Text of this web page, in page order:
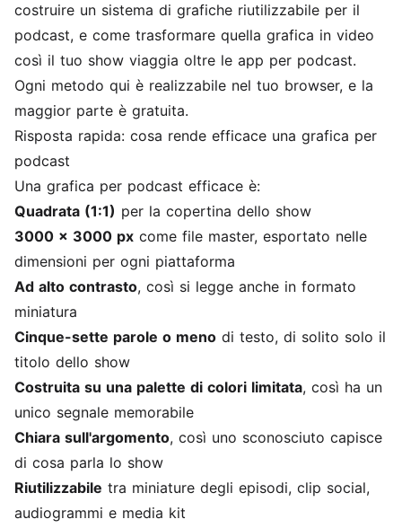
costruire un sistema di grafiche riutilizzabile per il
podcast, e come trasformare quella grafica in video
così il tuo show viaggia oltre le app per podcast.
Ogni metodo qui è realizzabile nel tuo browser, e la
maggior parte è gratuita.
Risposta rapida: cosa rende efficace una grafica per
podcast
Una grafica per podcast efficace è:
Quadrata (1:1) per la copertina dello show
3000 x 3000 px come file master, esportato nelle
dimensioni per ogni piattaforma
Ad alto contrasto, così si legge anche in formato
miniatura
Cinque-sette parole o meno di testo, di solito solo il
titolo dello show
Costruita su una palette di colori limitata, così ha un
unico segnale memorabile
Chiara sull'argomento, così uno sconosciuto capisce
di cosa parla lo show
Riutilizzabile tra miniature degli episodi, clip social,
audiogrammi e media kit